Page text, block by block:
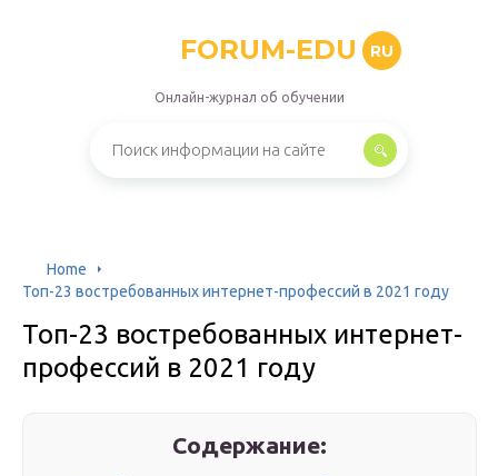
FORUM-EDU RU
Онлайн-журнал об обучении
Home
Топ-23 востребованных интернет-профессий в 2021 году
Топ-23 востребованных интернет-
профессий в 2021 году
Содержание: